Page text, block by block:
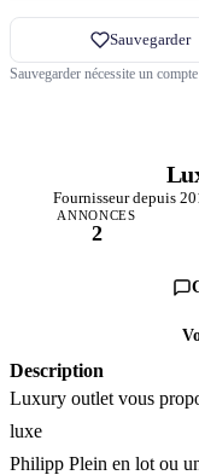
Sauvegarder
Sauvegarder nécessite un
Fournisseur depuis
ANNONCES
2
Description
Luxury outlet vous
luxe
Philipp Plein en lot ou